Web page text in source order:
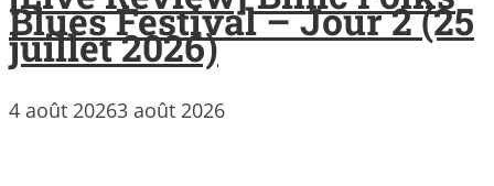
Blues Festival – Jour 2 (25
juillet 2026)
4 août 20263 août 2026